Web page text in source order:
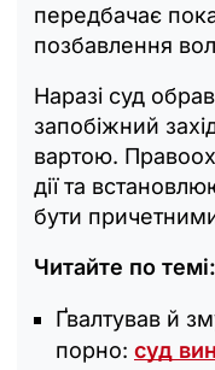
передбачає
позбавлення
Наразі суд
запобіжний
вартою.
дії та
бути
Читайте по темі:
Ґвалтував й
порно: суд